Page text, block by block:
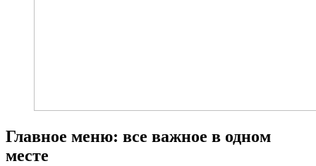
Главное меню: все важное в одном
месте